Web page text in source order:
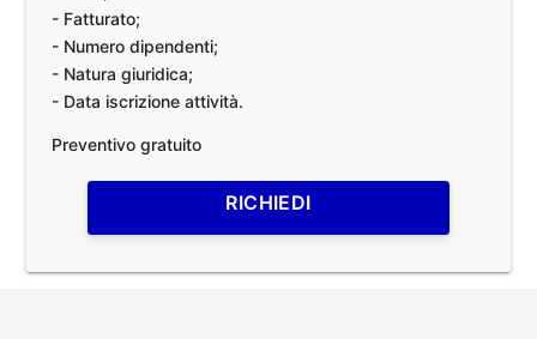
- Fatturato;
- Numero dipendenti;
- Natura giuridica;
- Data iscrizione attività.
Preventivo gratuito
RICHIEDI